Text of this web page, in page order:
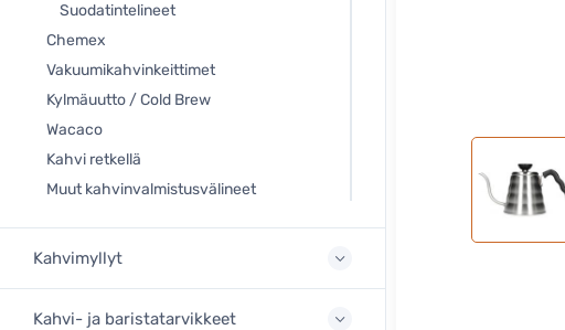
Suodatintelineet
Chemex
Vakuumikahvinkeittimet
Kylmäuutto / Cold Brew
Wacaco
Kahvi retkellä
Muut kahvinvalmistusvälineet
Kahvimyllyt
Kahvi- ja baristatarvikkeet